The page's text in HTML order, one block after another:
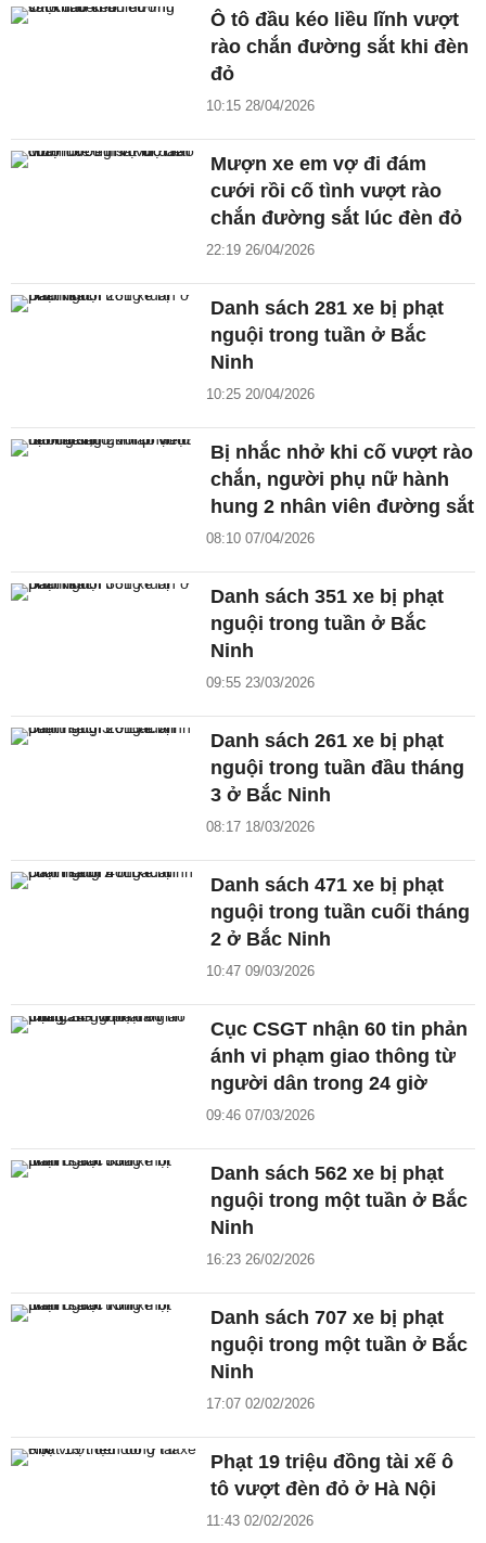
Ô tô đầu kéo liều lĩnh vượt
rào chắn đường sắt khi đèn
đỏ
10:15 28/04/2026
Mượn xe em vợ đi đám
cưới rồi cố tình vượt rào
chắn đường sắt lúc đèn đỏ
22:19 26/04/2026
Danh sách 281 xe bị phạt
nguội trong tuần ở Bắc
Ninh
10:25 20/04/2026
Bị nhắc nhở khi cố vượt rào
chắn, người phụ nữ hành
hung 2 nhân viên đường sắt
08:10 07/04/2026
Danh sách 351 xe bị phạt
nguội trong tuần ở Bắc
Ninh
09:55 23/03/2026
Danh sách 261 xe bị phạt
nguội trong tuần đầu tháng
3 ở Bắc Ninh
08:17 18/03/2026
Danh sách 471 xe bị phạt
nguội trong tuần cuối tháng
2 ở Bắc Ninh
10:47 09/03/2026
Cục CSGT nhận 60 tin phản
ánh vi phạm giao thông từ
người dân trong 24 giờ
09:46 07/03/2026
Danh sách 562 xe bị phạt
nguội trong một tuần ở Bắc
Ninh
16:23 26/02/2026
Danh sách 707 xe bị phạt
nguội trong một tuần ở Bắc
Ninh
17:07 02/02/2026
Phạt 19 triệu đồng tài xế ô
tô vượt đèn đỏ ở Hà Nội
11:43 02/02/2026